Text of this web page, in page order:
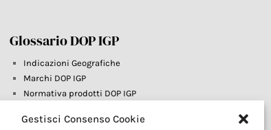
Gestisci Consenso Cookie
Glossario DOP IGP
Indicazioni Geografiche
Marchi DOP IGP
Normativa prodotti DOP IGP
Farm To Fork e prodotti DOP IGP